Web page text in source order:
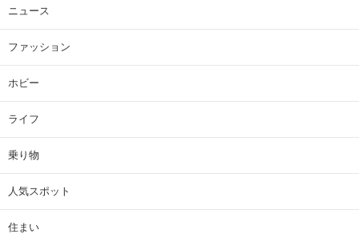
ニュース
ファッション
ホビー
ライフ
乗り物
人気スポット
住まい